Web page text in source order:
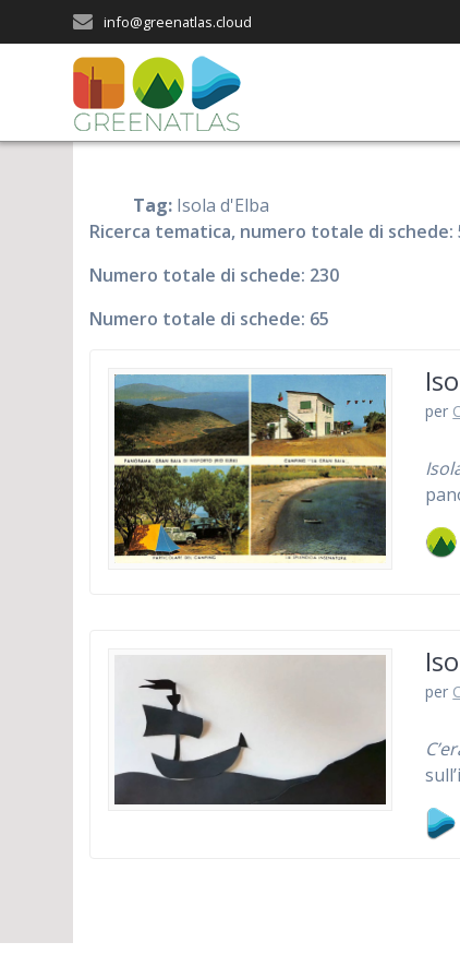
al
contenuto
info@greenatlas.cloud
Tag: Isola d'Elba
Ricerca tematica, numero totale di schede:
Numero totale di schede: 230
Numero totale di schede: 65
per
per